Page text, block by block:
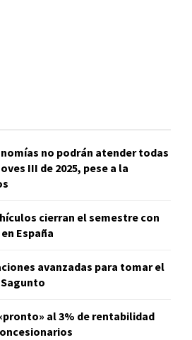
no podrán atender todas
III de 2025, pese a la
cierran el semestre con
España
avanzadas para tomar el
al 3% de rentabilidad